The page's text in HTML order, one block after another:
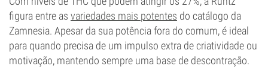
figura entre as variedades mais potentes do catálogo da
Zamnesia. Apesar da sua potência fora do comum, é ideal
para quando precisa de um impulso extra de criatividade ou
motivação, mantendo sempre uma base de descontração.